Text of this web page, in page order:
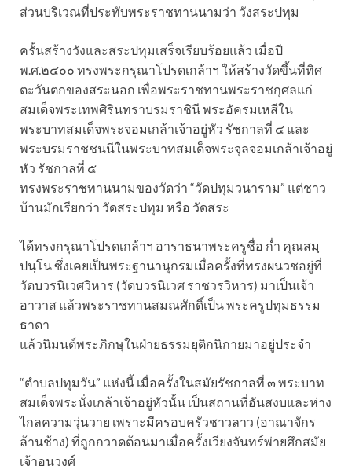
ส่วนบริเวณที่ประทับพระราชทานนามว่า วังสระปทุม
ครั้นสร้างวังและสระปทุมเสร็จเรียบร้อยแล้ว เมื่อปี
พ.ศ.๒๔๐๐ ทรงพระกรุณาโปรดเกล้าฯ ให้สร้างวัดขึ้นที่ทิศ
ตะวันตกของสระนอก เพื่อพระราชทานพระราชกุศลแก่
สมเด็จพระเทพศิรินทราบรมราชินี พระอัครมเหสีใน
พระบาทสมเด็จพระจอมเกล้าเจ้าอยู่หัว รัชกาลที่ ๔ และ
พระบรมราชชนนีในพระบาทสมเด็จพระจุลจอมเกล้าเจ้าอยู่
หัว รัชกาลที่ ๕
ทรงพระราชทานนามของวัดว่า “วัดปทุมวนาราม” แต่ชาว
บ้านมักเรียกว่า วัดสระปทุม หรือ วัดสระ
ได้ทรงกรุณาโปรดเกล้าฯ อาราธนาพระครูชื่อ ก่ำ คุณสมฺ
ปนฺโน ซึ่งเคยเป็นพระฐานานุกรมเมื่อครั้งที่ทรงผนวชอยู่ที่
วัดบวรนิเวศวิหาร (วัดบวรนิเวศ ราชวรวิหาร) มาเป็นเจ้า
อาวาส แล้วพระราชทานสมณศักดิ์เป็น พระครูปทุมธรรม
ธาดา
แล้วนิมนต์พระภิกษุในฝ่ายธรรมยุติกนิกายมาอยู่ประจำ
“ตำบลปทุมวัน” แห่งนี้ เมื่อครั้งในสมัยรัชกาลที่ ๓ พระบาท
สมเด็จพระนั่งเกล้าเจ้าอยู่หัวนั้น เป็นสถานที่อันสงบและห่าง
ไกลความวุ่นวาย เพราะมีครอบครัวชาวลาว (อาณาจักร
ล้านช้าง) ที่ถูกกวาดต้อนมาเมื่อครั้งเวียงจันทร์พ่ายศึกสมัย
เจ้าอนุวงศ์